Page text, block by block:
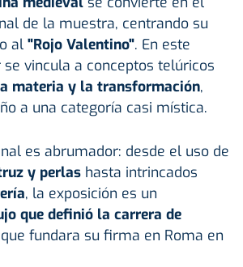
de la muestra, centrando su
al "Rojo Valentino". En este
vincula a conceptos telúricos
materia y la transformación,
a una categoría casi mística.
es abrumador: desde el uso de
y perlas hasta intrincados
, la exposición es un
que definió la carrera de
fundara su firma en Roma en